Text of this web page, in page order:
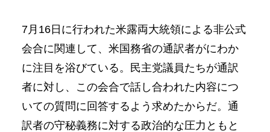
7月16日に行われた米露両大統領による非公式
会合に関連して、米国務省の通訳者がにわか
に注目を浴びている。民主党議員たちが通訳
者に対し、この会合で話し合われた内容につ
いての質問に回答するよう求めたからだ。通
訳者の守秘義務に対する政治的な圧力ともと